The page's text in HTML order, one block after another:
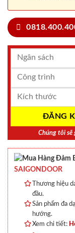
Chúng tôi
SAIGONDOOR
Thương hiệu
đầu.
Sản phẩm đa
hướng.
Xem chi tiết: